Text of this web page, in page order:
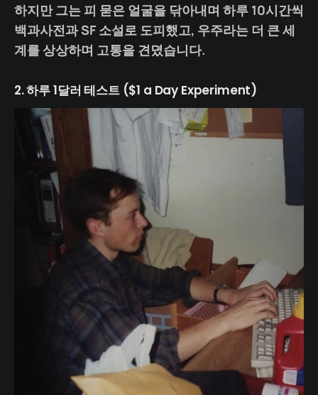
하지만 그는 피 묻은 얼굴을 닦아내며 하루 10시간씩
백과사전과 SF 소설로 도피했고, 우주라는 더 큰 세
계를 상상하며 고통을 견뎠습니다.
2. 하루 1달러 테스트 ($1 a Day Experiment)